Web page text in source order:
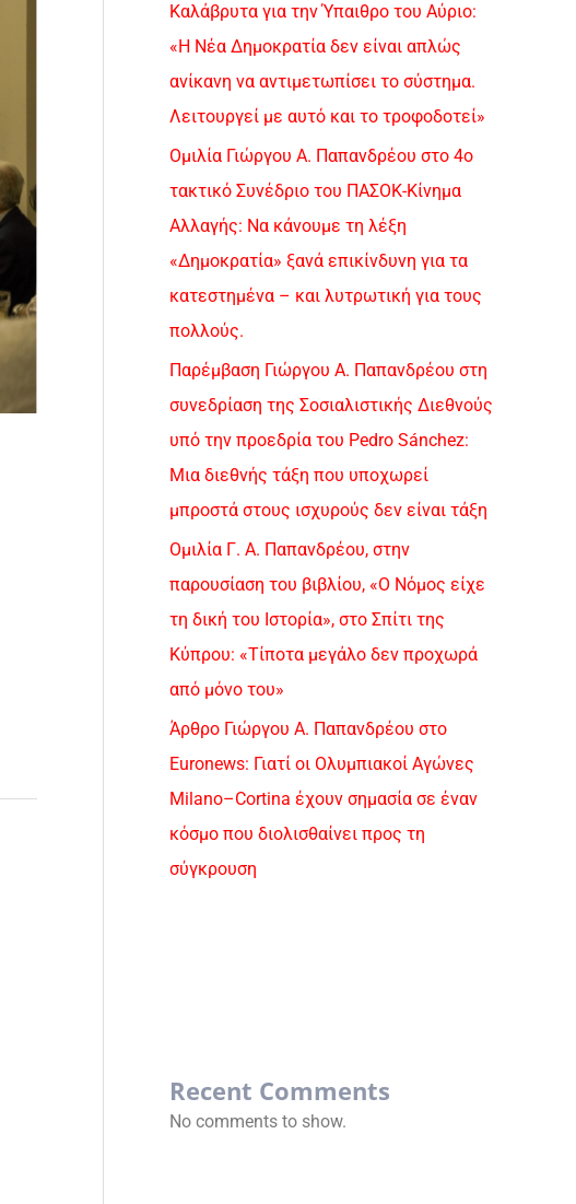
Καλάβρυτα για την Ύπαιθρο του Αύριο:
«Η Νέα Δημοκρατία δεν είναι απλώς
ανίκανη να αντιμετωπίσει το σύστημα.
Λειτουργεί με αυτό και το τροφοδοτεί»
Ομιλία Γιώργου Α. Παπανδρέου στο 4ο
τακτικό Συνέδριο του ΠΑΣΟΚ-Κίνημα
Αλλαγής: Να κάνουμε τη λέξη
«Δημοκρατία» ξανά επικίνδυνη για τα
κατεστημένα – και λυτρωτική για τους
πολλούς.
Παρέμβαση Γιώργου Α. Παπανδρέου στη
συνεδρίαση της Σοσιαλιστικής Διεθνούς
υπό την προεδρία του Pedro Sánchez:
Μια διεθνής τάξη που υποχωρεί
μπροστά στους ισχυρούς δεν είναι τάξη
Ομιλία Γ. Α. Παπανδρέου, στην
παρουσίαση του βιβλίου, «Ο Νόμος είχε
τη δική του Ιστορία», στο Σπίτι της
Κύπρου: «Τίποτα μεγάλο δεν προχωρά
από μόνο του»
Άρθρο Γιώργου Α. Παπανδρέου στο
Euronews: Γιατί οι Ολυμπιακοί Αγώνες
Milano–Cortina έχουν σημασία σε έναν
κόσμο που διολισθαίνει προς τη
σύγκρουση
Recent Comments
No comments to show.